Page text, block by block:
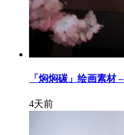
「焖焖碳」绘画素材
4天前